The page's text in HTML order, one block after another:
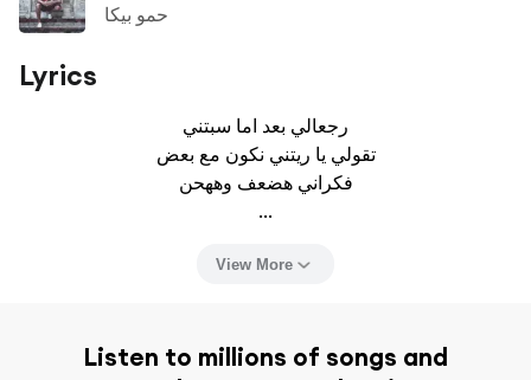
حمو بيكا
Lyrics
رجعالي بعد اما سبتني
تقولي يا ريتني نكون مع بعض
فكراني هضعف وههحن
...
View More
Listen to millions of songs and